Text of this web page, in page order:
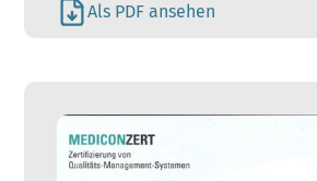
Als PDF ansehen